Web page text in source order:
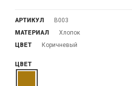
АРТИКУЛ
В003
МАТЕРИАЛ
Хлопок
ЦВЕТ
Коричневый
ЦВЕТ